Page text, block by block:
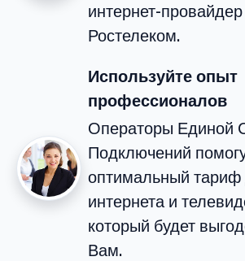
интернет-провайдер
Ростелеком.
Используйте опыт
профессионалов
Операторы Единой
Подключений
оптимальный тариф
интернета и
который будет
Вам.